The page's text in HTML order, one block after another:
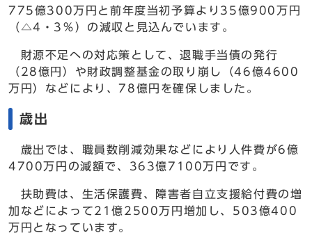
775億300万円と前年度当初予算より35億900万円
（△4・3％）の減収と見込んでいます。
財源不足への対応策として、退職手当債の発行
（28億円）や財政調整基金の取り崩し（46億4600
万円）などにより、78億円を確保しました。
歳出
歳出では、職員数削減効果などにより人件費が6億
4700万円の減額で、363億7100万円です。
扶助費は、生活保護費、障害者自立支援給付費の増
加などによって21億2500万円増加し、503億400
万円となっています。